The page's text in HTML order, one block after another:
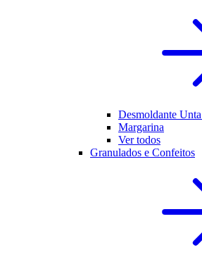
Desmoldante
Margarina
Ver todos
Granulados e Confeitos